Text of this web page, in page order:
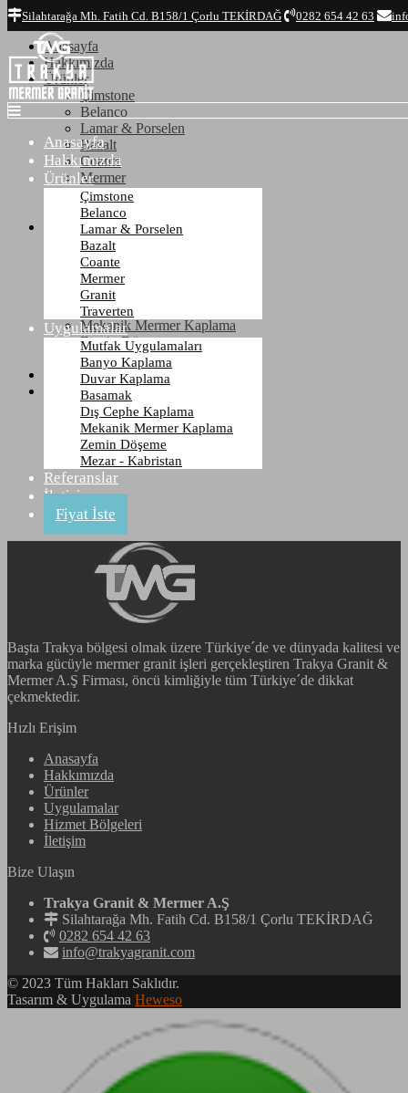
Top
Anasayfa
Hakkımızda
Ürünler
Çimstone
Belanco
Lamar & Porselen
Bazalt
Coante
Mermer
Granit
Traverten
Uygulamalar
Mutfak Uygulamaları
Banyo Kaplama
Duvar Kaplama
Basamak
Dış Cephe Kaplama
Mekanik Mermer Kaplama
Zemin Döşeme
Mezar - Kabristan
Referanslar
İletişim
Silahtarağa Mh. Fatih Cd. B158/1 Çorlu TEKİRDAĞ 0282 654 42 63
Anasayfa
Hakkımızda
Ürünler
Çimstone
Belanco
Lamar & Porselen
Bazalt
Coante
Mermer
Granit
Traverten
Uygulamalar
Mutfak Uygulamaları
Banyo Kaplama
Duvar Kaplama
Basamak
Dış Cephe Kaplama
Mekanik Mermer Kaplama
Zemin Döşeme
Mezar - Kabristan
Referanslar
İletişim
Fiyat İste
Anasayfa
Ürünler
HAM
Başta Trakya bölgesi olmak üzere Türkiye´de ve dünyada kalitesi ve
marka gücüyle mermer granit işleri gerçekleştiren Trakya Granit &
Mermer A.Ş Firması, öncü kimliğiyle tüm Türkiye´de dikkat
çekmektedir.
Hızlı Erişim
Anasayfa
Hakkımızda
Ürünler
Uygulamalar
Hizmet Bölgeleri
İletişim
Bize Ulaşın
Trakya Granit & Mermer A.Ş
Silahtarağa Mh. Fatih Cd. B158/1 Çorlu TEKİRDAĞ
0282 654 42 63
info@trakyagranit.com
© 2023 Tüm Hakları Saklıdır.
Tasarım & Uygulama Heweso